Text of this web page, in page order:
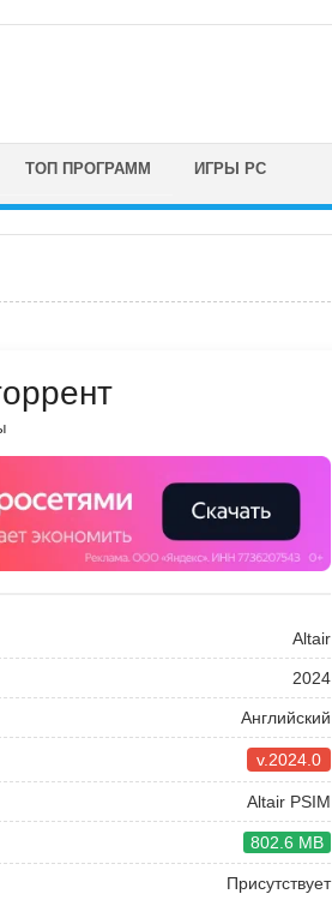
ТОП ПРОГРАММ ИГРЫ PC
Altair
2024
Английский
v.2024.0
Altair PSIM
802.6 MB
Присутствует